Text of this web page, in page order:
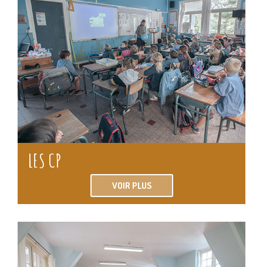
LES CP
VOIR PLUS